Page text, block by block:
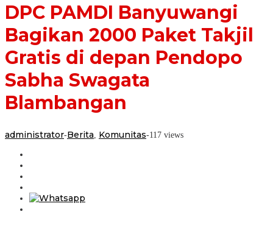
DPC PAMDI Banyuwangi
Bagikan 2000 Paket Takjil
Gratis di depan Pendopo
Sabha Swagata
Blambangan
administrator-Berita Komunitas-117 views